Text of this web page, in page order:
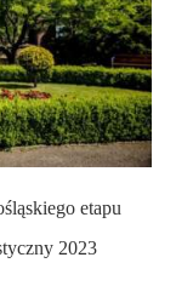
etapu
2023